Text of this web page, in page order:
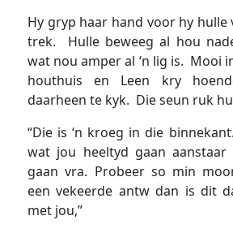
Hy gryp haar hand voor hy
trek. Hulle beweeg al hou
wat nou amper al ‘n lig is. Mooi
houthuis en Leen kry
daarheen te kyk. Die seun ruk
“Die is ‘n kroeg in die
wat jou heeltyd gaan
gaan vra. Probeer so min
een vekeerde antw dan is dit
met jou,”